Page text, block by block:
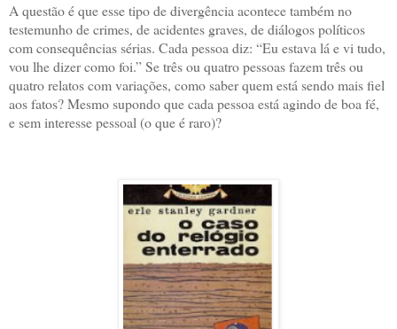
A questão é que esse tipo de divergência acontece também no
testemunho de crimes, de acidentes graves, de diálogos políticos
com consequências sérias. Cada pessoa diz: “Eu estava lá e vi tudo,
vou lhe dizer como foi.” Se três ou quatro pessoas fazem três ou
quatro relatos com variações, como saber quem está sendo mais fiel
aos fatos? Mesmo supondo que cada pessoa está agindo de boa fé,
e sem interesse pessoal (o que é raro)?